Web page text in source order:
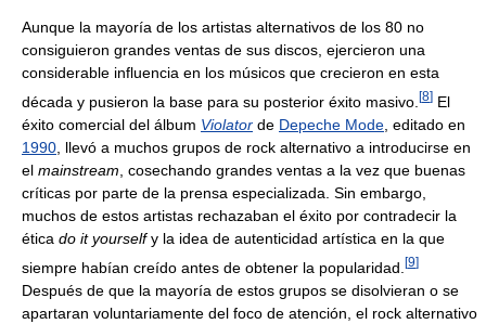
Aunque la mayoría de los artistas alternativos de los 80 no
consiguieron grandes ventas de sus discos, ejercieron una
considerable influencia en los músicos que crecieron en esta
década y pusieron la base para su posterior éxito masivo. [8] El
éxito comercial del álbum Violator de Depeche Mode , editado en
1990 , llevó a muchos grupos de rock alternativo a introducirse en
el mainstream , cosechando grandes ventas a la vez que buenas
críticas por parte de la prensa especializada. Sin embargo,
muchos de estos artistas rechazaban el éxito por contradecir la
ética do it yourselfy la idea de autenticidad artística en la que
siempre habían creído antes de obtener la popularidad. [9]
Después de que la mayoría de estos grupos se disolvieran o se
apartaran voluntariamente del foco de atención, el rock alternativo